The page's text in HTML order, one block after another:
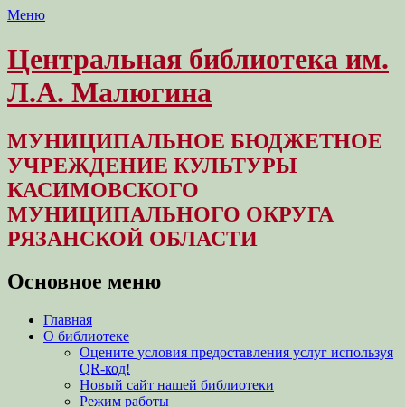
Меню
Центральная библиотека им.
Л.А. Малюгина
МУНИЦИПАЛЬНОЕ БЮДЖЕТНОЕ
УЧРЕЖДЕНИЕ КУЛЬТУРЫ
КАСИМОВСКОГО
МУНИЦИПАЛЬНОГО ОКРУГА
РЯЗАНСКОЙ ОБЛАСТИ
Основное меню
Перейти
содержимому
Главная
О библиотеке
Оцените условия предоставления услуг используя
QR-код!
Новый сайт нашей библиотеки
Режим работы